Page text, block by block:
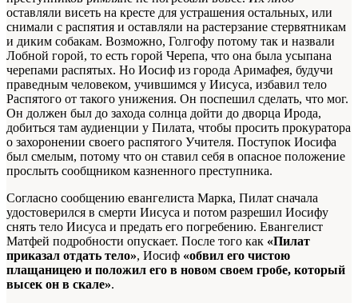
оставляли висеть на кресте для устрашения остальных, или
снимали с распятия и оставляли на растерзание стервятникам
и диким собакам. Возможно, Голгофу потому так и назвали
Лобной горой, то есть горой Черепа, что она была усыпана
черепами распятых. Но Иосиф из города Аримафея, будучи
праведным человеком, учившимся у Иисуса, избавил тело
Распятого от такого унижения. Он поспешил сделать, что мог.
Он должен был до захода солнца дойти до дворца Ирода,
добиться там аудиенции у Пилата, чтобы просить прокуратора
о захоронении своего распятого Учителя. Поступок Иосифа
был смелым, потому что он ставил себя в опасное положение
прослыть сообщником казненного преступника.
Согласно сообщению евангелиста Марка, Пилат сначала
удостоверился в смерти Иисуса и потом разрешил Иосифу
снять тело Иисуса и предать его погребению. Евангелист
Матфей подробности опускает. После того как «Пилат
приказал отдать тело», Иосиф «обвил его чистою
плащаницею и положил его в новом своем гробе, который
высек он в скале».